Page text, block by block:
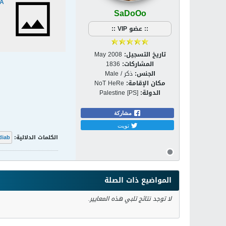
SaDoOo
:: عضو VIP ::
تاريخ التسجيل: May 2008
المشاركات: 1836
الجنس: ذكر / Male
مكان الإقامة: NoT HeRe
الدولة: Palestine [PS]
مشاركة
تويت
الكلمات الدلالية:
المواضيع ذات الصلة
لا توجد نتائج تلبي هذه المعايير.